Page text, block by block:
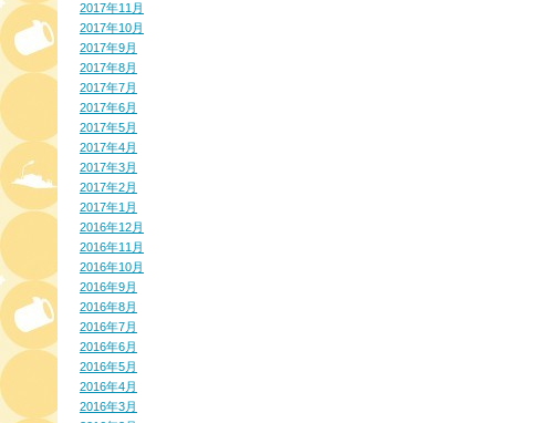
2017年11月
2017年10月
2017年9月
2017年8月
2017年7月
2017年6月
2017年5月
2017年4月
2017年3月
2017年2月
2017年1月
2016年12月
2016年11月
2016年10月
2016年9月
2016年8月
2016年7月
2016年6月
2016年5月
2016年4月
2016年3月